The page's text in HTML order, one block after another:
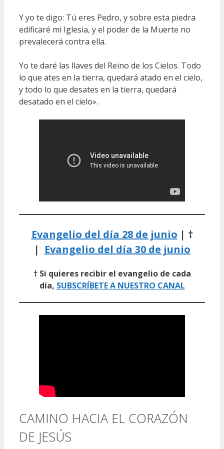
Y yo te digo: Tú eres Pedro, y sobre esta piedra
edificaré mi Iglesia, y el poder de la Muerte no
prevalecerá contra ella.
Yo te daré las llaves del Reino de los Cielos. Todo
lo que ates en la tierra, quedará atado en el cielo,
y todo lo que desates en la tierra, quedará
desatado en el cielo».
Evangelio del día 28 de junio | †
| Evangelio del día 30 de junio
† Si quieres recibir el evangelio de cada
día, SUBSCRÍBETE A NUESTRO CANAL
CAMINO HACIA EL CORAZÓN
DE JESÚS